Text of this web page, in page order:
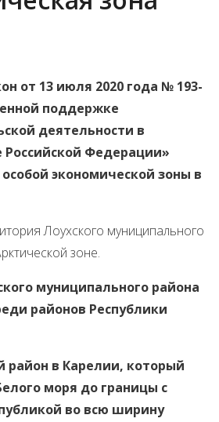
от 13 июля 2020 года № 193-
поддержке
деятельности в
Российской Федерации»
экономической зоны в
Лоухского муниципального
зоне.
муниципального района
районов Республики
район в Карелии, который
моря до границы с
во всю ширину